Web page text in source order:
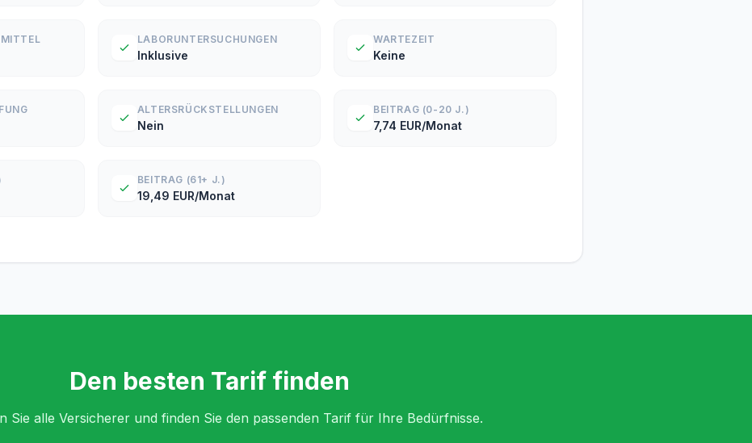
LABORUNTERSUCHUNGEN
Inklusive
WARTEZEIT
Keine
ALTERSRÜCKSTELLUNGEN
Nein
BEITRAG (0-20 J.)
7,74 EUR/Monat
BEITRAG (61+ J.)
19,49 EUR/Monat
Den besten Tarif finden
Sie alle Versicherer und finden Sie den passenden Tarif für Ihre Bedürfnisse.